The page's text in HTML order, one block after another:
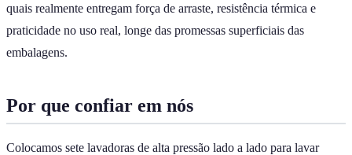
quais realmente entregam força de arraste, resistência térmica e
praticidade no uso real, longe das promessas superficiais das
embalagens.
Por que confiar em nós
Colocamos sete lavadoras de alta pressão lado a lado para lavar